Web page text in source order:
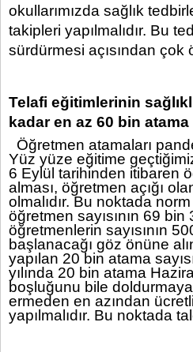
okullarımızda sağlık
takipleri yapılmalıdır. Bu
sürdürmesi açısından çok
Telafi eğitimlerinin
kadar en az 60 bin
Öğretmen atamaları
Yüz yüze eğitime
6 Eylül tarihinden itibaren
alması, öğretmen açığı
olmalıdır. Bu noktada
öğretmen sayısının 69
öğretmenlerin sayısının
başlanacağı göz önüne
yapılan 20 bin atama
yılında 20 bin atama
boşluğunu bile
ermeden en azından
yapılmalıdır. Bu noktada